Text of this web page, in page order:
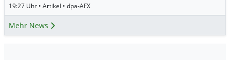
19:27 Uhr • Artikel • dpa-AFX
Mehr News